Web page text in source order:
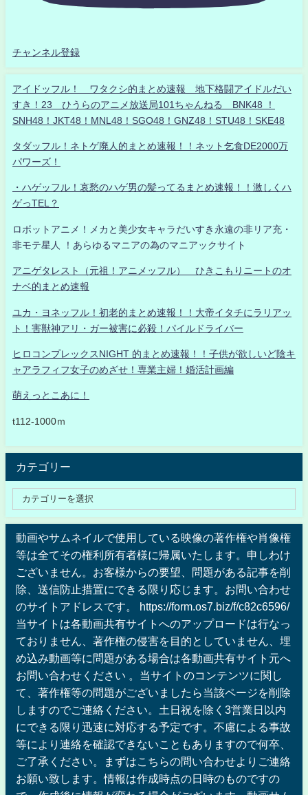
チャンネル登録
アイドッフル！ ワタクシ的まとめ速報 地下格闘アイドルだい
すき！23 ひうらのアニメ放送局101ちゃんねる BNK48 ！
SNH48！JKT48！MNL48！SGO48！GNZ48！STU48！SKE48
タダッフル！ネトゲ廃人的まとめ速報！！ネット乞食DE2000万
パワーズ！
・ハゲッフル！哀愁のハゲ男の髪ってるまとめ速報！！激しくハ
ゲっTEL？
ロボットアニメ！メカと美少女キャラだいすき永遠の非リア充・
非モテ星人 ！あらゆるマニアの為のマニアックサイト
アニゲタレスト（元祖！アニメッフル） ひきこもりニートのオ
ナベ的まとめ速報
ユカ・ヨネッフル！初老的まとめ速報！！大帝イタチにラリアッ
ト！害獣神アリ・ガー被害に必殺！パイルドライバー
ヒロコンプレックスNIGHT 的まとめ速報！！子供が欲しいど陰キ
ャアラフィフ女子のめざせ！専業主婦！婚活計画編
萌えっとこあに！
t112-1000ｍ
カテゴリー
動画やサムネイルで使用している映像の著作権や肖像権
等は全てその権利所有者様に帰属いたします。申しわけ
ございません。お客様からの要望、問題がある記事を削
除、送信防止措置にできる限り応じます。お問い合わせ
のサイトアドレスです。 https://form.os7.biz/f/c82c6596/
当サイトは各動画共有サイトへのアップロードは行なっ
ておりません、著作権の侵害を目的としていません、埋
め込み動画等に問題がある場合は各動画共有サイト元へ
お問い合わせください 。当サイトのコンテンツに関し
て、著作権等の問題がございましたら当該ページを削除
しますのでご連絡ください。土日祝を除く3営業日以内
にできる限り迅速に対応する予定です。不慮による事故
等により連絡を確認できないこともありますので何卒、
ご了承ください。まずはこちらの問い合わせよりご連絡
お願い致します。情報は作成時点の日時のものですの